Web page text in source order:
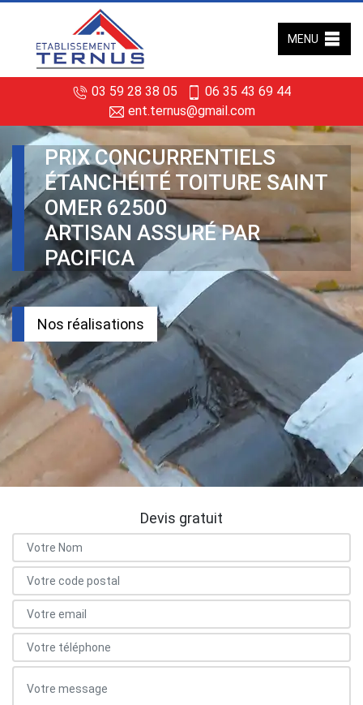
03 59 28 38 05
06 35 43 69 44
ent.ternus@gmail.com
MENU
PRIX CONCURRENTIELS
ÉTANCHÉITÉ TOITURE SAINT
OMER 62500
ARTISAN ASSURÉ PAR
PACIFICA
Nos réalisations
Devis gratuit